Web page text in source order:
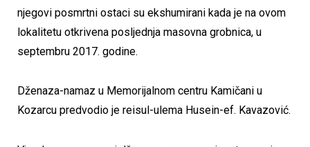
njegovi posmrtni ostaci su ekshumirani kada je na ovom
lokalitetu otkrivena posljednja masovna grobnica, u
septembru 2017. godine.
Dženaza-namaz u Memorijalnom centru Kamičani u
Kozarcu predvodio je reisul-ulema Husein-ef. Kavazović.